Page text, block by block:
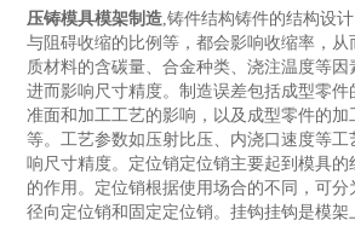
压铸模具模架制造,‌铸件结构‌铸件的结构设
与阻碍收缩的比例等，都会影响收缩率，
质‌材料的含碳量、合金种类、浇注温度等因
进而影响尺寸精度。‌制造误差‌包括成型零
准面和加工工艺的影响，以及成型零件的加
等。工艺参数‌如压射比压、内浇口速度等
响尺寸精度。定位销定位销主要起到模具的
的作用。定位销根据使用场合的不同，可分
径向定位销和固定定位销。挂钩挂钩是模